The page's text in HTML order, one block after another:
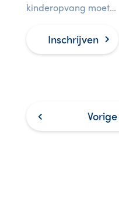
kinderopvang moet
als er iets is met een
baby of kind.
Inschrijven
Vorige